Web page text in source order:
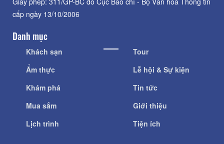
cấp ngày 13/10/2006
Danh mục
Khách sạn
Ẩm thực
Khám phá
Mua sắm
Lịch trình
Tour
Lễ hội & Sự kiện
Tin tức
Giới thiệu
Tiện ích